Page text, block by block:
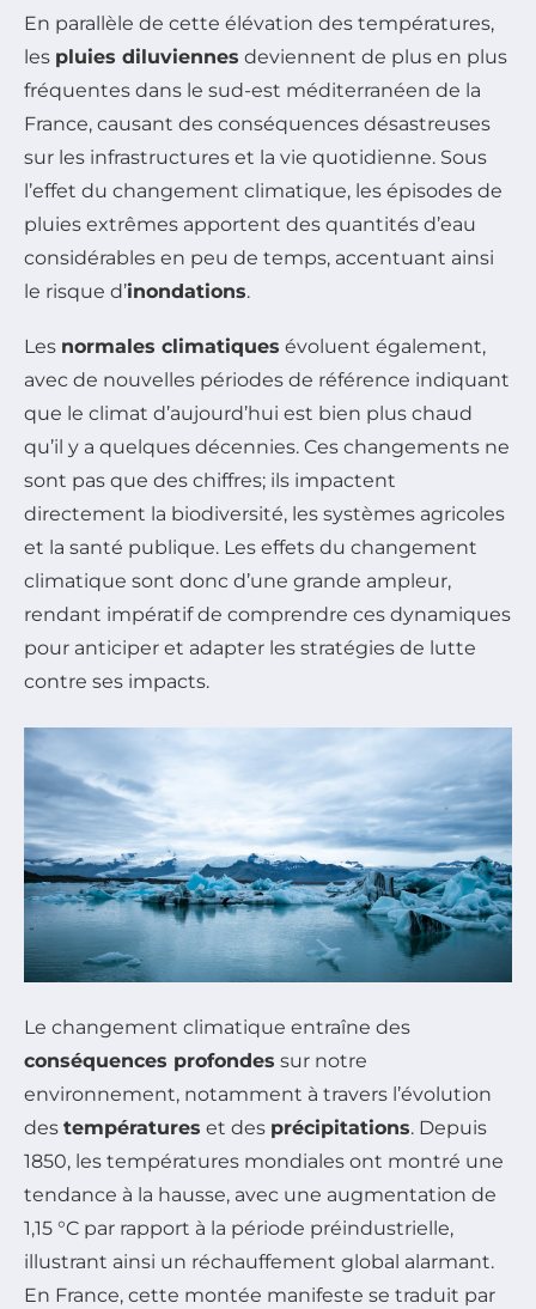
En parallèle de cette élévation des températures,
les pluies diluviennes deviennent de plus en plus
fréquentes dans le sud-est méditerranéen de la
France, causant des conséquences désastreuses
sur les infrastructures et la vie quotidienne. Sous
l’effet du changement climatique, les épisodes de
pluies extrêmes apportent des quantités d’eau
considérables en peu de temps, accentuant ainsi
le risque d’inondations.
Les normales climatiques évoluent également,
avec de nouvelles périodes de référence indiquant
que le climat d’aujourd’hui est bien plus chaud
qu’il y a quelques décennies. Ces changements ne
sont pas que des chiffres; ils impactent
directement la biodiversité, les systèmes agricoles
et la santé publique. Les effets du changement
climatique sont donc d’une grande ampleur,
rendant impératif de comprendre ces dynamiques
pour anticiper et adapter les stratégies de lutte
contre ses impacts.
Le changement climatique entraîne des
conséquences profondes sur notre
environnement, notamment à travers l’évolution
des températures et des précipitations. Depuis
1850, les températures mondiales ont montré une
tendance à la hausse, avec une augmentation de
1,15 °C par rapport à la période préindustrielle,
illustrant ainsi un réchauffement global alarmant.
En France, cette montée manifeste se traduit par